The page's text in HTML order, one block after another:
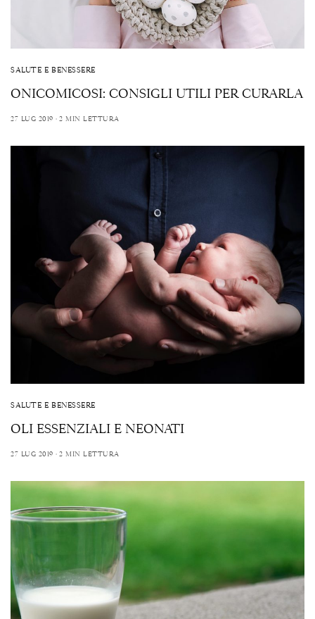
SALUTE E BENESSERE
ONICOMICOSI: CONSIGLI UTILI PER CURARLA
27 LUG 2019 2 MIN LETTURA
SALUTE E BENESSERE
OLI ESSENZIALI E NEONATI
27 LUG 2019 2 MIN LETTURA